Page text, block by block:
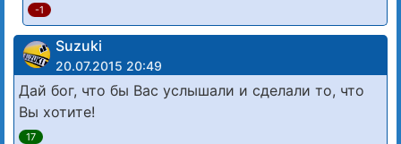
-1
Suzuki
20.07.2015 20:49
Дай бог, что бы Вас услышали и сделали то, что
Вы хотите!
17